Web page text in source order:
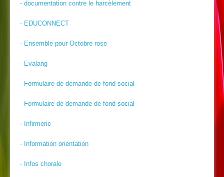
- documentation contre le harcèlement
- EDUCONNECT
- Ensemble pour Octobre rose
- Evalang
- Formulaire de demande de fond social
- Formulaire de demande de fond social
- Infirmerie
- Information orientation
- Infos chorale